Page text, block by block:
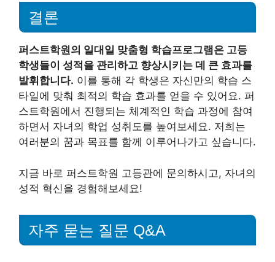
결론
퍼스트학원의 일대일 맞춤형 학습프로그램은 고등
학생들이 성적을 관리하고 향상시키는 데 큰 효과를
발휘합니다. 이를 통해 각 학생은 자신만의 학습 스
타일에 맞춰 최적의 학습 효과를 얻을 수 있어요. 퍼
스트학원에서 진행되는 체계적인 학습 과정에 참여
하면서 자녀의 학업 성취도를 높여보세요. 저희는
여러분의 꿈과 목표를 함께 이루어나가고 싶습니다.
지금 바로 퍼스트학원 고등관에 문의하시고, 자녀의
성적 혁신을 경험해보세요!
자주 묻는 질문 Q&A